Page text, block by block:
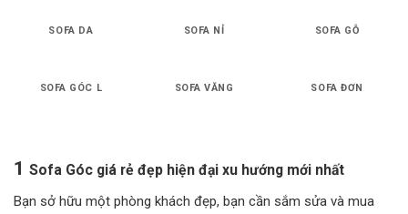
SOFA DA SOFA NỈ SOFA GỖ
SOFA GÓC L SOFA VĂNG SOFA ĐƠN
1 Sofa Góc giá rẻ đẹp hiện đại xu hướng mới nhất
Bạn sở hữu một phòng khách đẹp, bạn cần sắm sửa và mua